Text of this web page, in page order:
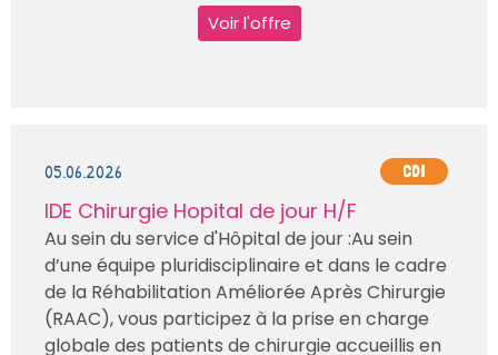
Voir l'offre
05.06.2026 CDI
IDE Chirurgie Hopital de jour H/F
Au sein du service d'Hôpital de jour :Au sein
d’une équipe pluridisciplinaire et dans le cadre
de la Réhabilitation Améliorée Après Chirurgie
(RAAC), vous participez à la prise en charge
globale des patients de chirurgie accueillis en